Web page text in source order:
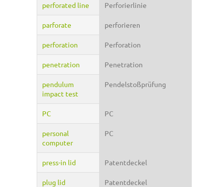
perforated line Perforierlinie
parforate perforieren
perforation Perforation
penetration Penetration
pendulum
impact test
Pendelstoßprüfung
PC PC
personal
computer
PC
press-in lid Patentdeckel
plug lid Patentdeckel